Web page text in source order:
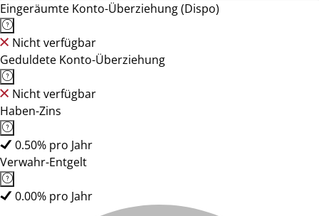
Eingeräumte Konto-Überziehung (Dispo)
Nicht verfügbar
Geduldete Konto-Überziehung
Nicht verfügbar
Haben-Zins
0.50% pro Jahr
Verwahr-Entgelt
0.00% pro Jahr